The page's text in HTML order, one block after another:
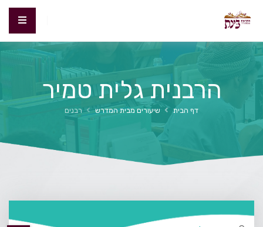
הרבנית גלית טמיר
דף הבית שיעורים מבית המדרש רבנים